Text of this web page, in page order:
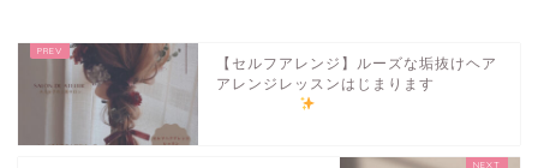
【セルフアレンジ】ルーズな垢抜けヘア
アレンジレッスンはじまります